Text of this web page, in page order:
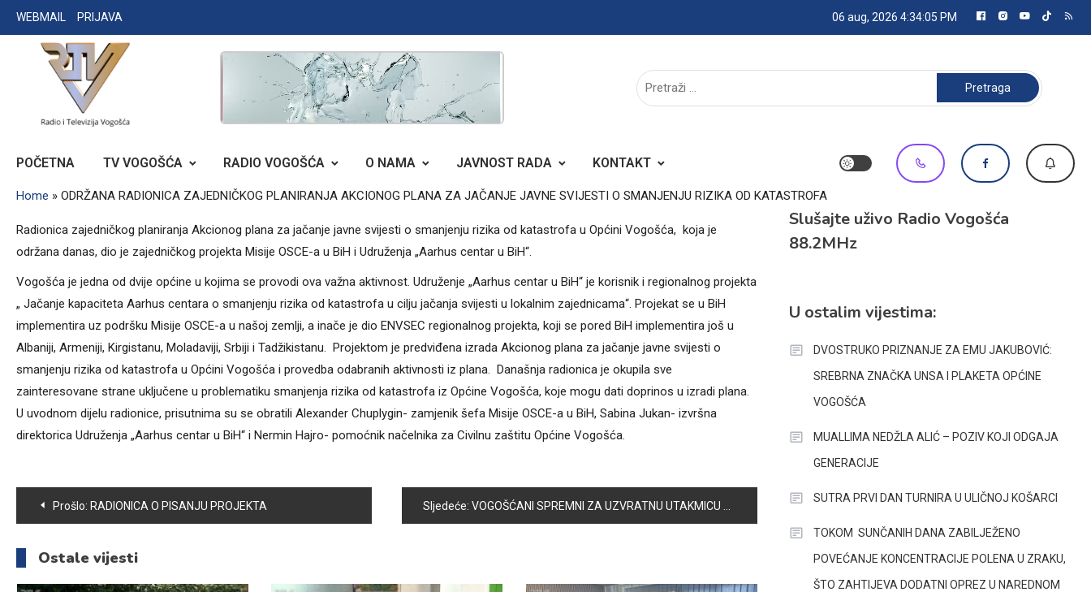
Skip
to
WEBMAIL PRIJAVA 06 aug, 2026 4:34:05 PM
RADIO TELEVIZIJA VOGOŠĆA
Pretraga:
POČETNA TV VOGOŠĆA RADIO VOGOŠĆA O NAMA JAVNOST RADA KONTAKT
Home » ODRŽANA RADIONICA ZAJEDNIČKOG PLANIRANJA AKCIONOG PLANA ZA JAČANJE JAVNE SVIJESTI O SMANJENJU RIZIKA OD KATASTROFA
Radionica zajedničkog planiranja Akcionog plana za jačanje javne svijesti o smanjenju rizika od katastrofa u Općini Vogošća, koja je
održana danas, dio je zajedničkog projekta Misije OSCE-a u BiH i Udruženja „Aarhus centar u BiH“.
Vogošća je jedna od dvije općine u kojima se provodi ova važna aktivnost. Udruženje „Aarhus centar u BiH“ je korisnik i regionalnog projekta
„ Jačanje kapaciteta Aarhus centara o smanjenju rizika od katastrofa u cilju jačanja svijesti u lokalnim zajednicama“. Projekat se u BiH
implementira uz podršku Misije OSCE-a u našoj zemlji, a inače je dio ENVSEC regionalnog projekta, koji se pored BiH implementira još u
Albaniji, Armeniji, Kirgistanu, Moladaviji, Srbiji i Tadžikistanu. Projektom je predviđena izrada Akcionog plana za jačanje javne svijesti o
smanjenju rizika od katastrofa u Općini Vogošća i provedba odabranih aktivnosti iz plana. Današnja radionica je okupila sve
zainteresovane strane uključene u problematiku smanjenja rizika od katastrofa iz Općine Vogošća, koje mogu dati doprinos u izradi plana.
U uvodnom dijelu radionice, prisutnima su se obratili Alexander Chuplygin- zamjenik šefa Misije OSCE-a u BiH, Sabina Jukan- izvršna
direktorica Udruženja „Aarhus centar u BiH“ i Nermin Hajro- pomoćnik načelnika za Civilnu zaštitu Općine Vogošća.
Navigacija
članaka
Prošlo: RADIONICA O PISANJU PROJEKTA Sljedeće: VOGOŠĆANI SPREMNI ZA UZVRATNU UTAKMICU 2. KOLA EHF CHALLENGE KUPA PROTIV POVAŽSKE BISTRICE
Ostale vijesti
Slušajte uživo Radio Vogošća
88.2MHz
U ostalim vijestima:
DVOSTRUKO PRIZNANJE ZA EMU JAKUBOVIĆ:
SREBRNA ZNAČKA UNSA I PLAKETA OPĆINE
VOGOŠĆA
MUALLIMA NEDŽLA ALIĆ – POZIV KOJI ODGAJA
GENERACIJE
SUTRA PRVI DAN TURNIRA U ULIČNOJ KOŠARCI
TOKOM SUNČANIH DANA ZABILJEŽENO
POVEĆANJE KONCENTRACIJE POLENA U ZRAKU,
ŠTO ZAHTIJEVA DODATNI OPREZ U NAREDNOM